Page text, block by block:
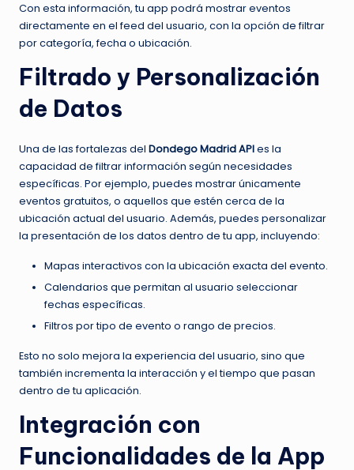
Con esta información, tu app podrá mostrar eventos
directamente en el feed del usuario, con la opción de filtrar
por categoría, fecha o ubicación.
Filtrado y Personalización
de Datos
Una de las fortalezas del Dondego Madrid APIes la
capacidad de filtrar información según necesidades
específicas. Por ejemplo, puedes mostrar únicamente
eventos gratuitos, o aquellos que estén cerca de la
ubicación actual del usuario. Además, puedes personalizar
la presentación de los datos dentro de tu app, incluyendo:
Mapas interactivos con la ubicación exacta del evento.
Calendarios que permitan al usuario seleccionar
fechas específicas.
Filtros por tipo de evento o rango de precios.
Esto no solo mejora la experiencia del usuario, sino que
también incrementa la interacción y el tiempo que pasan
dentro de tu aplicación.
Integración con
Funcionalidades de la App